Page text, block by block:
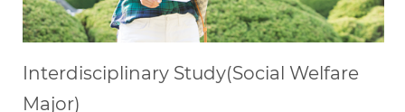
무역학과
미디어영상학과
Interdisciplinary Study(Social Welfare
Major)